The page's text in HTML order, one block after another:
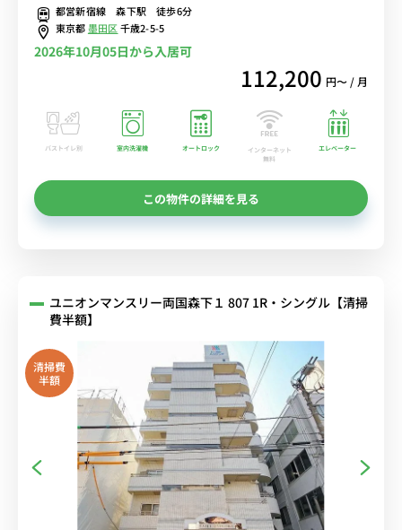
都営新宿線 森下駅 徒歩6分
東京都墨田区千歳2-5-5
2026年10月05日から入居可
112,200 円〜 / 月
バストイレ別 室内洗濯機 オートロック
インターネット
無料
エレベーター
この物件の詳細を見る
ユニオンマンスリー両国森下１ 807 1R・シングル【清掃
費半額】
清掃費
半額